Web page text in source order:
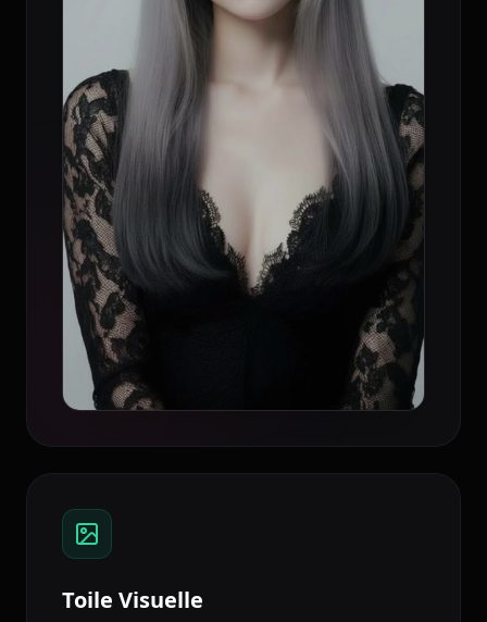
Toile Visuelle